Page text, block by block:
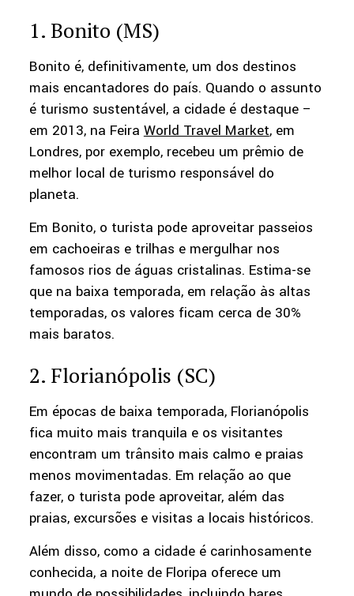
1. Bonito (MS)
Bonito é, definitivamente, um dos destinos
mais encantadores do país. Quando o assunto
é turismo sustentável, a cidade é destaque –
em 2013, na Feira World Travel Market, em
Londres, por exemplo, recebeu um prêmio de
melhor local de turismo responsável do
planeta.
Em Bonito, o turista pode aproveitar passeios
em cachoeiras e trilhas e mergulhar nos
famosos rios de águas cristalinas. Estima-se
que na baixa temporada, em relação às altas
temporadas, os valores ficam cerca de 30%
mais baratos.
2. Florianópolis (SC)
Em épocas de baixa temporada, Florianópolis
fica muito mais tranquila e os visitantes
encontram um trânsito mais calmo e praias
menos movimentadas. Em relação ao que
fazer, o turista pode aproveitar, além das
praias, excursões e visitas a locais históricos.
Além disso, como a cidade é carinhosamente
conhecida, a noite de Floripa oferece um